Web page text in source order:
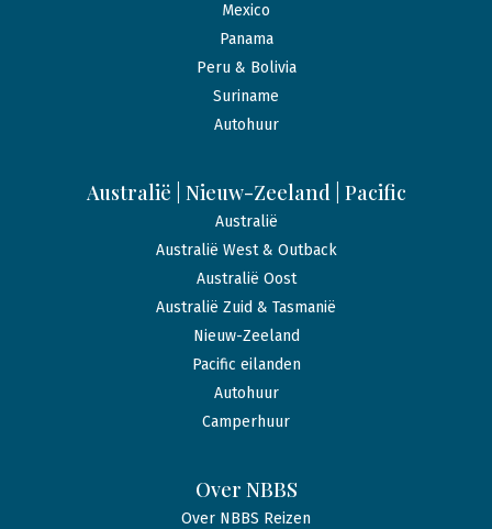
Mexico
Panama
Peru & Bolivia
Suriname
Autohuur
Australië | Nieuw-Zeeland | Pacific
Australië
Australië West & Outback
Australië Oost
Australië Zuid & Tasmanië
Nieuw-Zeeland
Pacific eilanden
Autohuur
Camperhuur
Over NBBS
Over NBBS Reizen